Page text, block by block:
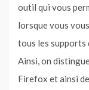
outil qui vous
lorsque vous
tous les supports
Ainsi, on
Firefox et ainsi